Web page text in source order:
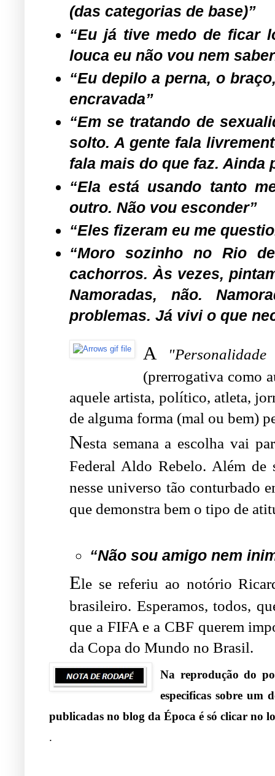
(das categorias de base)”
“Eu já tive medo de ficar
louca eu não vou nem
“Eu depilo a perna, o
encravada”
“Em se tratando de
solto. A gente fala
fala mais do que faz. Ainda
“Ela está usando tanto
outro. Não vou esconder”
“Eles fizeram eu me
“Moro sozinho no Rio
cachorros. Às vezes,
Namoradas, não.
problemas. Já vivi o que
A
(prerrogativa como
aquele artista, político, atleta,
de alguma forma (mal ou bem)
Nesta semana a escolha vai
Federal Aldo Rebelo. Além
nesse universo tão conturbado
que demonstra bem o tipo de
“Não sou amigo nem
Ele se referiu ao notório
brasileiro. Esperamos, todos,
que a FIFA e a CBF querem
da Copa do Mundo no Brasil.
Na reprodução do
especificas sobre um
publicadas no blog da Época é só clicar no
.